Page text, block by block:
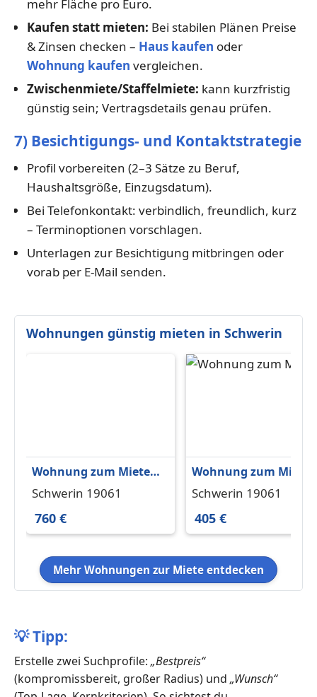
mehr Fläche pro Euro.
Kaufen statt mieten: Bei stabilen Plänen Preise
& Zinsen checken – Haus kaufen oder
Wohnung kaufen vergleichen.
Zwischenmiete/Staffelmiete: kann kurzfristig
günstig sein; Vertragsdetails genau prüfen.
7) Besichtigungs- und Kontaktstrategie
Profil vorbereiten (2–3 Sätze zu Beruf,
Haushaltsgröße, Einzugsdatum).
Bei Telefonkontakt: verbindlich, freundlich, kurz
– Terminoptionen vorschlagen.
Unterlagen zur Besichtigung mitbringen oder
vorab per E-Mail senden.
Wohnungen günstig mieten in Schwerin
Wohnung zum Mieten
in Schwerin 760 € 80 m²
Schwerin 19061
760 €
Wohnung zum Mieten
in Schwerin 405 € 58
Schwerin 19061
405 €
Mehr Wohnungen zur Miete entdecken
💡Tipp:
Erstelle zwei Suchprofile: „Bestpreis“
(kompromissbereit, großer Radius) und „Wunsch“